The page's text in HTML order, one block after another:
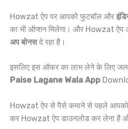
Howzat ऐप पर आपको फुटबॉल और
का भी ऑप्शन मिलेगा। और Howzat
अप बोनसदे रहा है।
इसलिए इस ऑफर का लाभ लेने के लिए
Paise Lagane Wala App
Howzat ऐप से पैसे कमाने से पहले आपको
कर Howzat ऐप डाउनलोड कर लेना है